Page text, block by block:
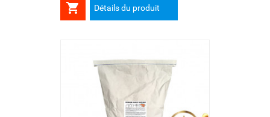
 Détails du produit